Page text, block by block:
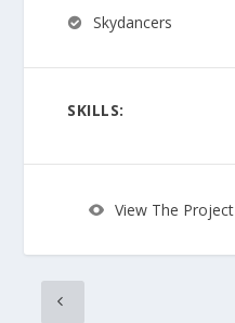
Skydancers
SKILLS:
View The Project